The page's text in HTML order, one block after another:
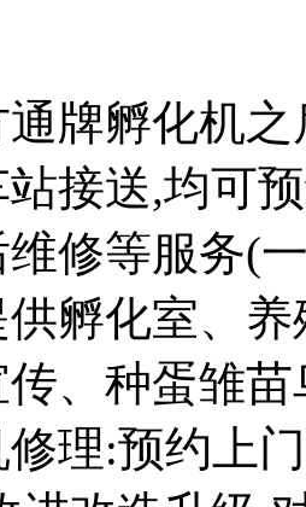
通牌孵化机
接送,均可
修等服务(
孵化室、
、种蛋雏
理:预约上